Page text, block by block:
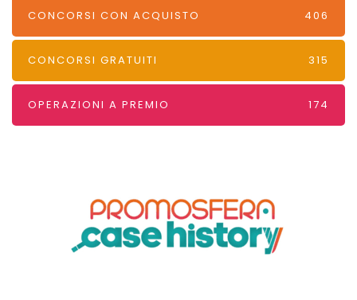
CONCORSI CON ACQUISTO 406
CONCORSI GRATUITI 315
OPERAZIONI A PREMIO 174